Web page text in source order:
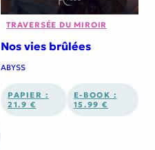
TRAVERSÉE DU MIROIR
Nos vies brûlées
ABYSS
PAPIER :
21.9 €
E-BOOK :
15.99 €